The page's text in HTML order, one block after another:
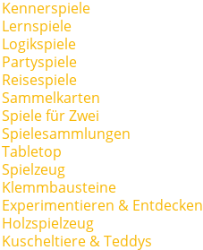
Kennerspiele
Lernspiele
Logikspiele
Partyspiele
Reisespiele
Sammelkarten
Spiele für Zwei
Spielesammlungen
Tabletop
Spielzeug
Klemmbausteine
Experimentieren & Entdecken
Holzspielzeug
Kuscheltiere & Teddys